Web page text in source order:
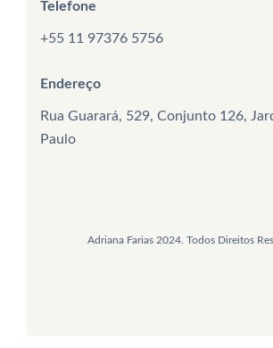
Telefone
+55 11 97376 5756
Endereço
Rua Guarará, 529, Conjunto 126,
Paulo
Adriana Farias 2024. Todos Direitos